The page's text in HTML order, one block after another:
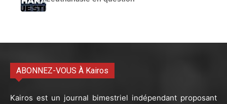
ABONNEZ-VOUS À Kairos
Kairos est un journal bimestriel indépendant proposant